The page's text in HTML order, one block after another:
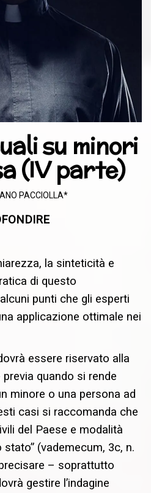
su minori
(IV parte)
PACCIOLLA*
la sinteticità e
di questo
punti che gli esperti
applicazione ottimale nei
essere riservato alla
previa quando si rende
minore o una persona ad
casi si raccomanda che
del Paese e modalità
(vademecum, 3c, n.
– soprattutto
gestire l’indagine